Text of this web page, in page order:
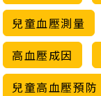
兒童血壓測量
高血壓成因
兒童高血壓預防